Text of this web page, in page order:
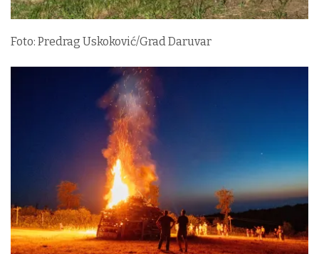
Foto: Predrag Uskoković/Grad Daruvar